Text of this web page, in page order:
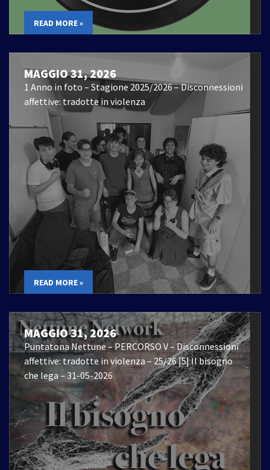
READ MORE »
MAGGIO 31, 2026
1 Anno in foto – Stagione 2025/2026 – Disconnessioni
affettive: tradotte in violenza
READ MORE »
MAGGIO 31, 2026
Puntatona Nettune – PERCORSO V – Disconnessioni
affettive: tradotte in violenza – 25/26 |5| Il bisogno
che lega – 31-05-2026